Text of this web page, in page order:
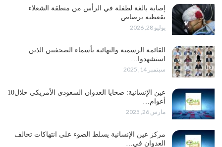
إصابة بالغة لطفلة في الرأس من منطقة الشعلاء
بقعطبة برصاص…
يوليو 28, 2026
القائمة الرسمية والنهائية بأسماء الصحفيين الذين
استشهدوا…
سبتمبر 14, 2025
عين الإنسانية: ضحايا العدوان السعودي الأمريكي خلال10
أعوام…
مارس 26, 2025
مركز عين الإنسانية يسلط الضوء على انتهاكات تحالف
العدوان في…